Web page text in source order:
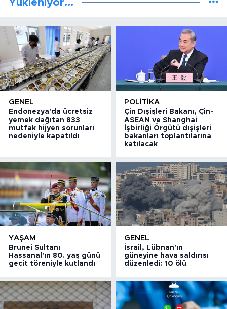
Yükleniyor...
GENEL
Endonezya'da ücretsiz
yemek dağıtan 833
mutfak hijyen sorunları
nedeniyle kapatıldı
POLITIKA
Çin Dışişleri Bakanı, Çin-
ASEAN ve Shanghai
İşbirliği Örgütü dışişleri
bakanları toplantılarına
katılacak
YAŞAM
Brunei Sultanı
Hassanal'ın 80. yaş günü
geçit töreniyle kutlandı
GENEL
İsrail, Lübnan'ın
güneyine hava saldırısı
düzenledi: 10 ölü